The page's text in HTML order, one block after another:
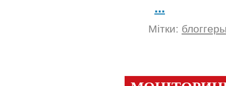
...
Мітки: